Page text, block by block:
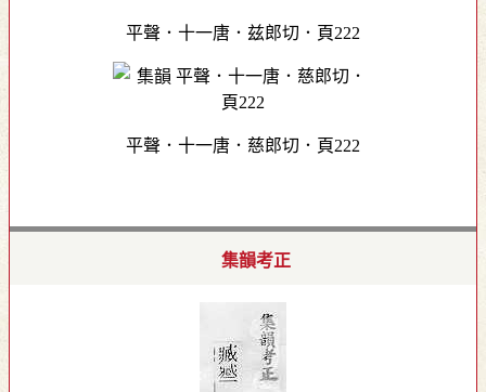
平聲．十一唐．兹郎切．頁222
平聲．十一唐．慈郎切．頁222
集韻考正